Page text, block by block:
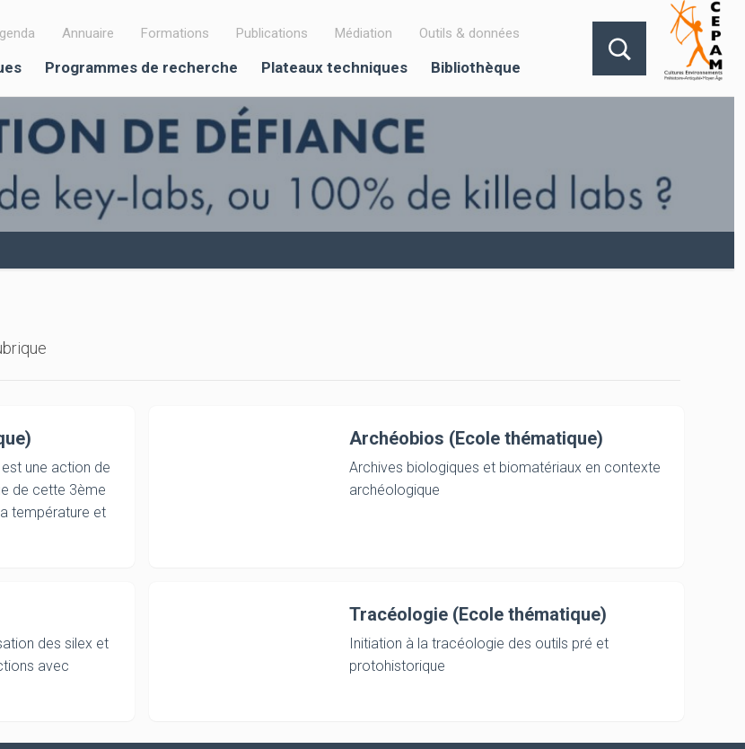
Annuaire Formations Publications Médiation Outils & données
Programmes de recherche Plateaux techniques Bibliothèque
est une action de
de cette 3ème
température et
Archéobios (Ecole thématique)
Archives biologiques et biomatériaux en contexte
archéologique
des silex et
avec
Tracéologie (Ecole thématique)
Initiation à la tracéologie des outils pré et
protohistorique